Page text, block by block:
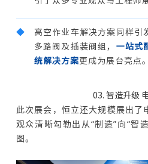
◆
高空作业车解决方案同样引
多路阀及插装阀组， 一站式
统解决方案 更成为展台亮点。
03. 智造升级
此次展会，恒立还大规模展出了
观众清晰勾勒出从“制造”向“智
图。